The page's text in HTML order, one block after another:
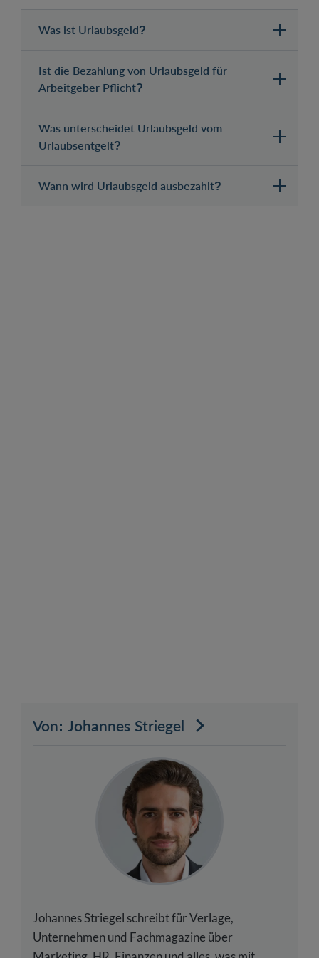
Was ist Urlaubsgeld?
Ist die Bezahlung von Urlaubsgeld für
Arbeitgeber Pflicht?
Was unterscheidet Urlaubsgeld vom
Urlaubsentgelt?
Wann wird Urlaubsgeld ausbezahlt?
Von: Johannes Striegel
Johannes Striegel schreibt für Verlage,
Unternehmen und Fachmagazine über